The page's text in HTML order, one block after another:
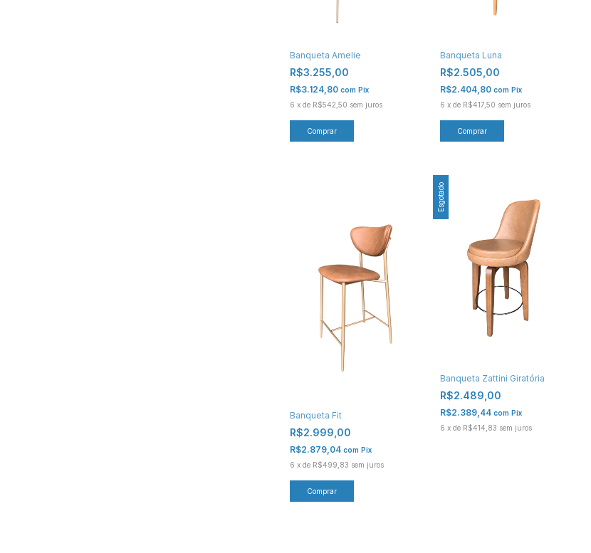
Banqueta Amelie
R$3.255,00
R$3.124,80 com Pix
6 x de R$542,50 sem juros
Comprar
Banqueta Luna
R$2.505,00
R$2.404,80com Pix
6 xde R$417,50 sem juros
Comprar
Banqueta Fit
R$2.999,00
R$2.879,04 com Pix
6 x de R$499,83 sem juros
Comprar
Esgotado
Banqueta Zattini Giratória
R$2.489,00
R$2.389,44com Pix
6 xde R$414,83 sem juros